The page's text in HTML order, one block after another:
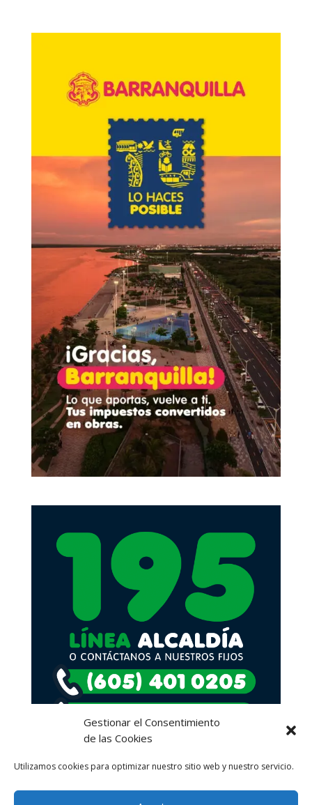
Gestionar el Consentimiento
de las Cookies
Utilizamos cookies para optimizar nuestro sitio web y nuestro servicio.